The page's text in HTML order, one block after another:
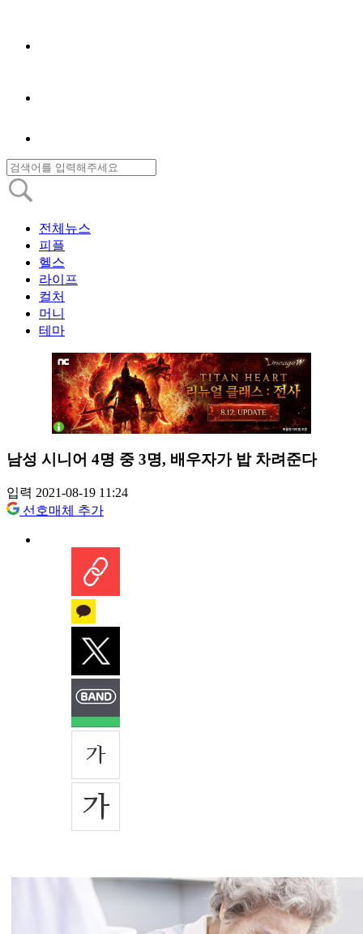
전체뉴스
피플
헬스
라이프
컬처
머니
테마
남성 시니어 4명 중 3명, 배우자가 밥 차려준다
입력 2021-08-19 11:24
선호매체 추가